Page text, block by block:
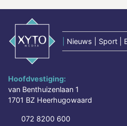
Nieuws | Sport |
Hoofdvestiging:
van Benthuizenlaan 1
1701 BZ Heerhugowaard
072 8200 600